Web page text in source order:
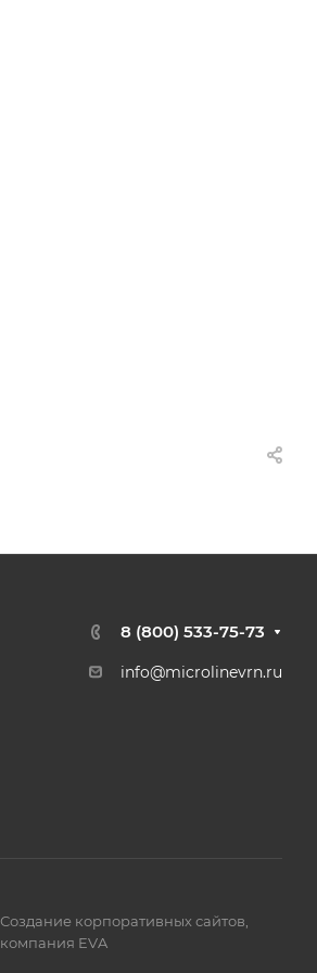
8 (800) 533-75-73
info@microlinevrn.ru
Создание корпоративных сайтов
компания EVA